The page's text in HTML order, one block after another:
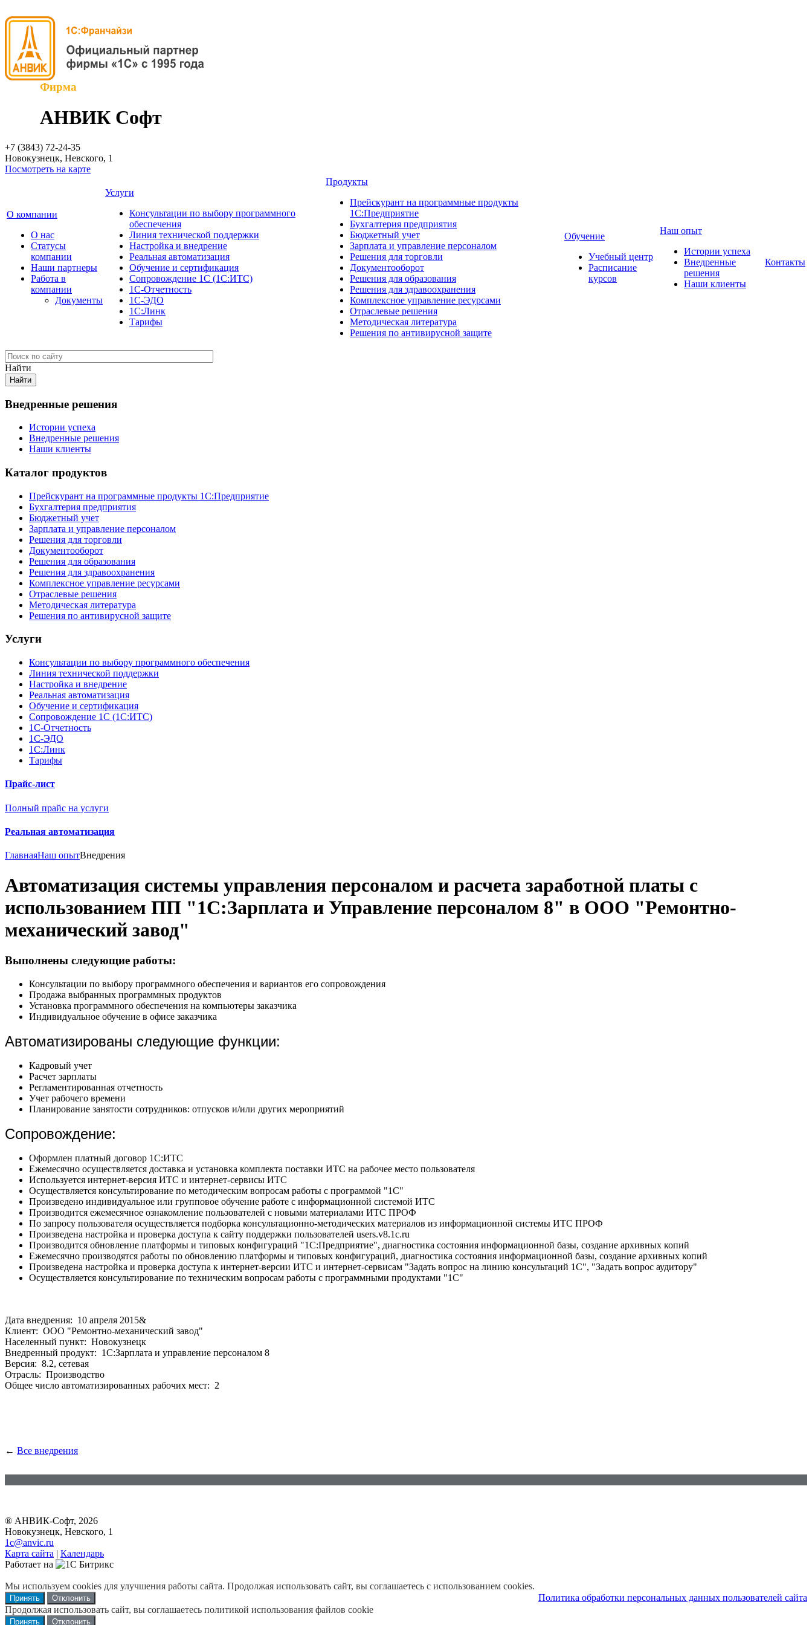
Фирма
АНВИК Софт
+7 (3843) 72-24-35
Новокузнецк, Невского, 1
Посмотреть на карте
О компании
О нас
Cтатусы
компании
Наши партнеры
Работа в
компании
Документы
Услуги
Консультации по выбору программного
обеспечения
Линия технической поддержки
Настройка и внедрение
Реальная автоматизация
Обучение и сертификация
Сопровождение 1С (1С:ИТС)
1С-Отчетность
1С-ЭДО
1С:Линк
Тарифы
Продукты
Прейскурант на программные продукты
1С:Предприятие
Бухгалтерия предприятия
Бюджетный учет
Зарплата и управление персоналом
Решения для торговли
Документооборот
Решения для образования
Решения для здравоохранения
Комплексное управление ресурсами
Отраслевые решения
Методическая литература
Решения по антивирусной защите
Обучение
Учебный центр
Расписание
курсов
Наш опыт
Истории успеха
Внедренные
решения
Наши клиенты
Контакты
Найти
Внедренные решения
Истории успеха
Внедренные решения
Наши клиенты
Каталог продуктов
Прейскурант на программные продукты 1С:Предприятие
Бухгалтерия предприятия
Бюджетный учет
Зарплата и управление персоналом
Решения для торговли
Документооборот
Решения для образования
Решения для здравоохранения
Комплексное управление ресурсами
Отраслевые решения
Методическая литература
Решения по антивирусной защите
Услуги
Консультации по выбору программного обеспечения
Линия технической поддержки
Настройка и внедрение
Реальная автоматизация
Обучение и сертификация
Сопровождение 1С (1С:ИТС)
1С-Отчетность
1С-ЭДО
1С:Линк
Тарифы
Прайс-лист
Полный прайс на услуги
Реальная автоматизация
ГлавнаяНаш опытВнедрения
Автоматизация системы управления персоналом и расчета заработной платы с
использованием ПП "1С:Зарплата и Управление персоналом 8" в ООО "Ремонтно-
механический завод"
Выполнены следующие работы:
Консультации по выбору программного обеспечения и вариантов его сопровождения
Продажа выбранных программных продуктов
Установка программного обеспечения на компьютеры заказчика
Индивидуальное обучение в офисе заказчика
Автоматизированы следующие функции:
Кадровый учет
Расчет зарплаты
Регламентированная отчетность
Учет рабочего времени
Планирование занятости сотрудников: отпусков и/или других мероприятий
Сопровождение:
Оформлен платный договор 1С:ИТС
Ежемесячно осуществляется доставка и установка комплекта поставки ИТС на рабочее место пользователя
Используется интернет-версия ИТС и интернет-сервисы ИТС
Осуществляется консультирование по методическим вопросам работы с программой "1С"
Произведено индивидуальное или групповое обучение работе с информационной системой ИТС
Производится ежемесячное ознакомление пользователей с новыми материалами ИТС ПРОФ
По запросу пользователя осуществляется подборка консультационно-методических материалов из информационной системы ИТС ПРОФ
Произведена настройка и проверка доступа к сайту поддержки пользователей users.v8.1c.ru
Производится обновление платформы и типовых конфигураций "1С:Предприятие", диагностика состояния информационной базы, создание архивных копий
Ежемесячно производятся работы по обновлению платформы и типовых конфигураций, диагностика состояния информационной базы, создание архивных копий
Произведена настройка и проверка доступа к интернет-версии ИТС и интернет-сервисам "Задать вопрос на линию консультаций 1С", "Задать вопрос аудитору"
Осуществляется консультирование по техническим вопросам работы с программными продуктами "1С"
Дата внедрения: 10 апреля 2015&
Клиент: ООО "Ремонтно-механический завод"
Населенный пункт: Новокузнецк
Внедренный продукт: 1С:Зарплата и управление персоналом 8
Версия: 8.2, сетевая
Отрасль: Производство
Общее число автоматизированных рабочих мест: 2
← Все внедрения
® АНВИК-Софт, 2026
Новокузнецк, Невского, 1
1c@anvic.ru
Карта сайта | Календарь
Работает на
Политика обработки персональных данных пользователей сайта
Мы используем cookies для улучшения работы сайта. Продолжая использовать сайт, вы соглашаетесь с использованием cookies.
Принять Отклонить
Продолжая использовать сайт, вы соглашаетесь политикой использования файлов cookie
Принять Отклонить